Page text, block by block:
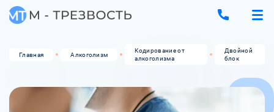
Главная Алкоголизм
Кодирование от
алкоголизма
Двойной
блок